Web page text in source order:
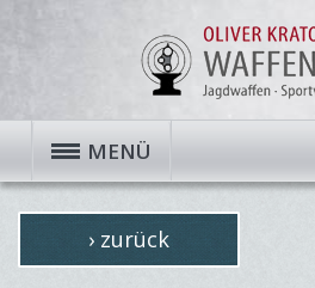
MENÜ
› zurück